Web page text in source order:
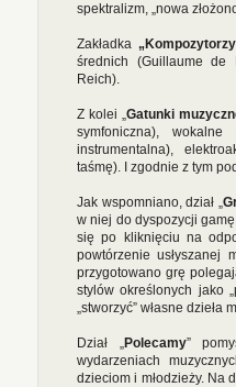
spektralizm, „nowa
Zakładka
średnich (Guillaume de
Reich).
Z kolei „Gatunki
symfoniczna),
instrumentalna),
taśmę). I zgodnie z tym
Jak wspomniano, dział „
w niej do dyspozycji
się po kliknięciu na
powtórzenie usłyszanej
przygotowano grę
stylów określonych jako
„stworzyć” własne dzieła
Dział „Polecamy”
wydarzeniach
dzieciom i młodzieży. Na